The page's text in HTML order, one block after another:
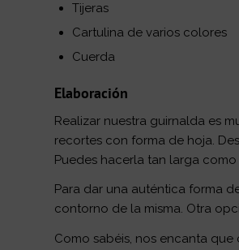
Tijeras
Cartulina de varios colores
Cuerda
Elaboración
Realizar nuestra guirnalda es
recortes con forma de hoja.
Puedes hacerla tan larga
Para dar una auténtica forma
contorno de la misma. Otra
Como sabéis, nos encanta